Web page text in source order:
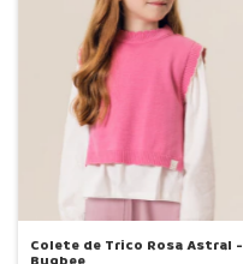
Colete de Trico Rosa Astral -